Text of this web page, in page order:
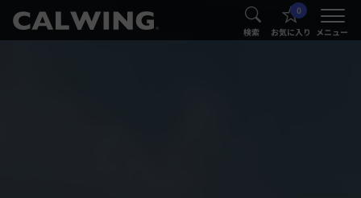
® 検索
0
お気に入り メニュー
®